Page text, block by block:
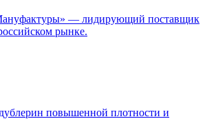
— лидирующий поставщик
рынке.
повышенной плотности и